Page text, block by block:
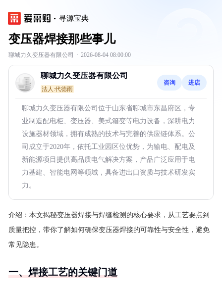
寻源宝典
变压器焊接那些事儿
聊城力久变压器有限公司 · 2026-08-04 08:00:00
聊城力久变压器有限公司
法人:代德雨
咨询 进店
聊城力久变压器有限公司位于山东省聊城市东昌府区，专
业制造配电柜、变压器、美式箱变等电力设备，深耕电力
设施器材领域，拥有成熟的技术与完善的供应链体系。公
司成立于2020年，依托工业园区位优势，为输电、配电及
新能源项目提供高品质电气解决方案，产品广泛应用于电
力基建、智能电网等领域，具备进出口资质与技术研发实
力。
介绍： 本文揭秘变压器焊接与焊缝检测的核心要求，从工艺要点到
质量把控，带你了解如何确保变压器焊接的可靠性与安全性，避免
常见隐患。
一、焊接工艺的关键门道